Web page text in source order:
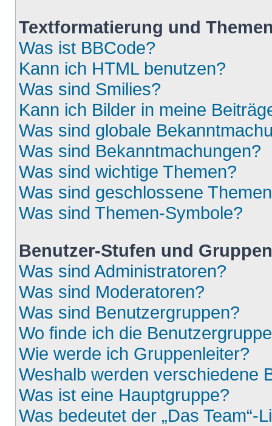
Textformatierung und
Was ist BBCode?
Kann ich HTML benutzen?
Was sind Smilies?
Kann ich Bilder in meine
Was sind globale
Was sind Bekanntmachungen?
Was sind wichtige Themen?
Was sind geschlossene
Was sind Themen-Symbole?
Benutzer-Stufen und Gruppen
Was sind Administratoren?
Was sind Moderatoren?
Was sind Benutzergruppen?
Wo finde ich die
Wie werde ich Gruppenleiter?
Weshalb werden verschiedene
Was ist eine Hauptgruppe?
Was bedeutet der „Das Team“-